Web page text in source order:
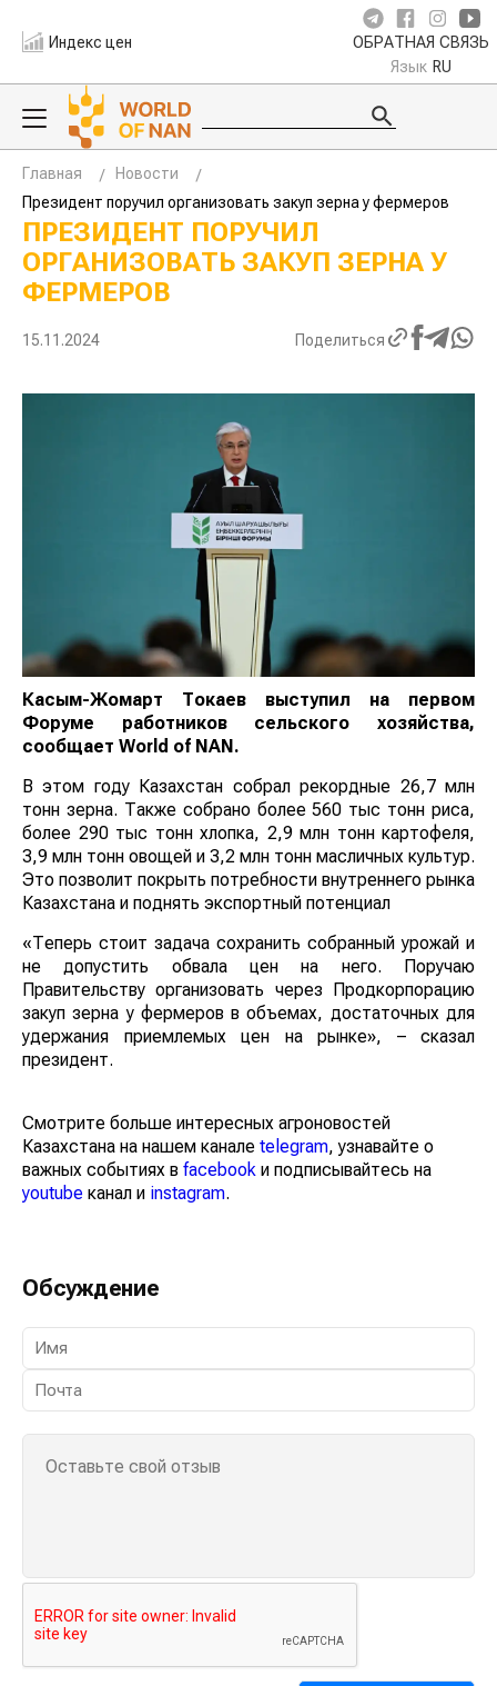
Индекс цен ОБРАТНАЯ СВЯЗЬ
Язык RU
Главная
Новости
Президент поручил организовать закуп зерна у фермеров
ПРЕЗИДЕНТ ПОРУЧИЛ
ОРГАНИЗОВАТЬ ЗАКУП ЗЕРНА У
ФЕРМЕРОВ
15.11.2024 Поделиться
Касым-Жомарт Токаев выступил на первом
Форуме работников сельского хозяйства,
сообщает World of NAN.
В этом году Казахстан собрал рекордные 26,7 млн
тонн зерна. Также собрано более 560 тыс тонн риса,
более 290 тыс тонн хлопка, 2,9 млн тонн картофеля,
3,9 млн тонн овощей и 3,2 млн тонн масличных культур.
Это позволит покрыть потребности внутреннего рынка
Казахстана и поднять экспортный потенциал
«Теперь стоит задача сохранить собранный урожай и
не допустить обвала цен на него. Поручаю
Правительству организовать через Продкорпорацию
закуп зерна у фермеров в объемах, достаточных для
удержания приемлемых цен на рынке», – сказал
президент.
Смотрите больше интересных агроновостей
Казахстана на нашем канале telegram, узнавайте о
важных событиях в facebook и подписывайтесь на
youtube канал и instagram.
Обсуждение